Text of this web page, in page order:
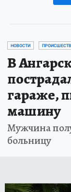
НОВОСТИ
В
гараже,
машину
Мужчина
больницу